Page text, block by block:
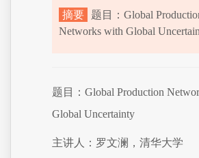
摘要
题目：Global
Networks with Global
题目：Global Production
Global Uncertainty
主讲人：罗文澜，清华大学